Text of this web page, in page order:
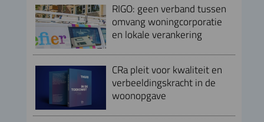
RIGO: geen verband tussen
omvang woningcorporatie
en lokale verankering
CRa pleit voor kwaliteit en
verbeeldingskracht in de
woonopgave